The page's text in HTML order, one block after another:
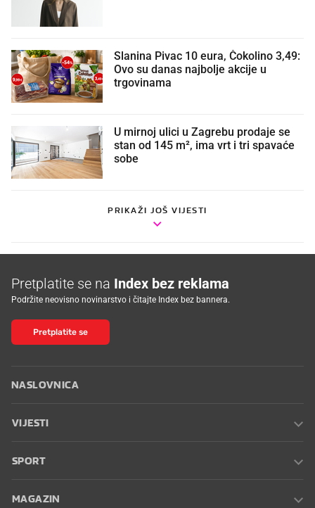
Slanina Pivac 10 eura, Čokolino 3,49:
Ovo su danas najbolje akcije u
trgovinama
U mirnoj ulici u Zagrebu prodaje se
stan od 145 m², ima vrt i tri spavaće
sobe
PRIKAŽI JOŠ VIJESTI
Pretplatite se na Index bez reklama
Podržite neovisno novinarstvo i čitajte Index bez bannera.
Pretplatite se
NASLOVNICA
VIJESTI
SPORT
MAGAZIN